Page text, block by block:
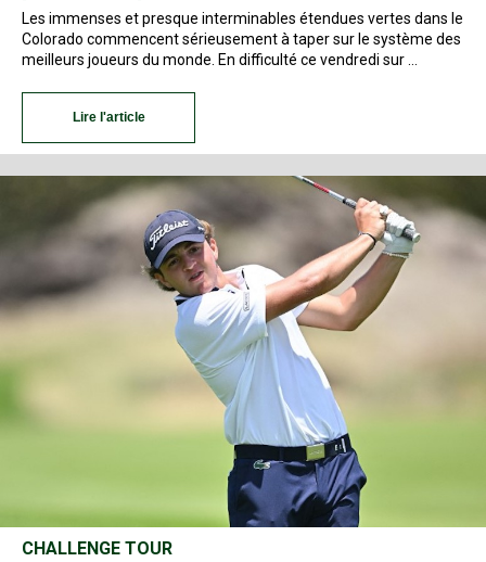
Les immenses et presque interminables étendues vertes dans le
Colorado commencent sérieusement à taper sur le système des
meilleurs joueurs du monde. En difficulté ce vendredi sur …
Lire l'article
CHALLENGE TOUR